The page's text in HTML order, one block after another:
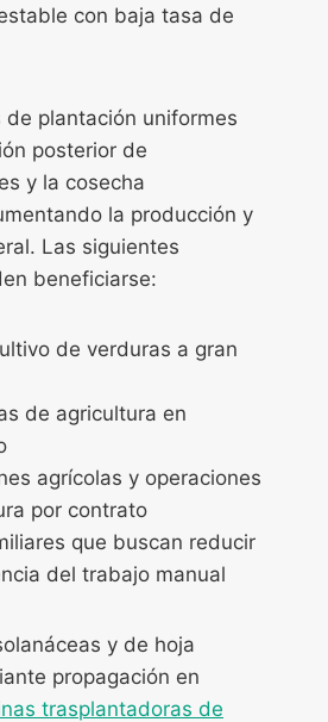
con baja tasa de
plantación uniformes
posterior de
y la cosecha
la producción y
Las siguientes
beneficiarse:
de verduras a gran
de agricultura en
agrícolas y operaciones
por contrato
que buscan reducir
del trabajo manual
y de hoja
propagación en
trasplantadoras de